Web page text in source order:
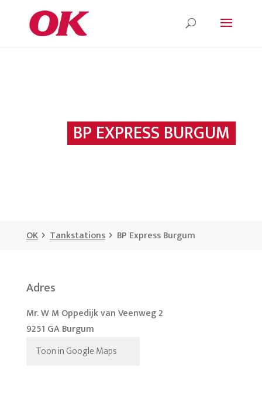
BP EXPRESS BURGUM
OK Tankstations BP Express Burgum
Adres
Mr. W M Oppedijk van Veenweg 2
9251 GA Burgum
Toon in Google Maps